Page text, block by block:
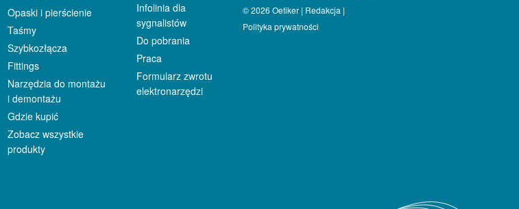
Opaski i pierścienie
Taśmy
Szybkozłącza
Fittings
Narzędzia do montażu
i demontażu
Gdzie kupić
Zobacz wszystkie
produkty
Infolinia dla
sygnalistów
Do pobrania
Praca
Formularz zwrotu
elektronarzędzi
© 2026 Oetiker | Redakcja |
Polityka prywatności